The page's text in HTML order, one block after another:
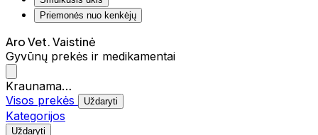
Priemonės nuo kenkėjų
Aro Vet. Vaistinė
Gyvūnų prekės ir medikamentai
Kraunama…
Visos prekės
Uždaryti
Kategorijos
Uždaryti